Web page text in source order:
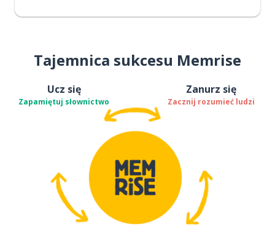
Tajemnica sukcesu Memrise
Ucz się
Zapamiętuj słownictwo
Zanurz się
Zacznij rozumieć ludzi